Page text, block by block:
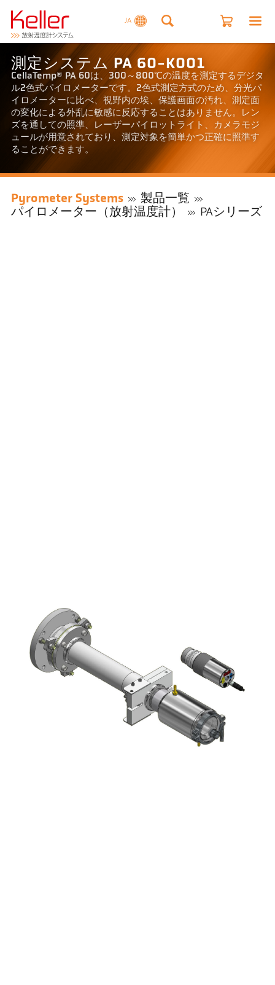
JA
測定システム PA 60-K001
CellaTemp® PA 60は、300～800℃の温度を測定するデジタ
ル2色式パイロメーターです。2色式測定方式のため、分光パ
イロメーターに比べ、視野内の埃、保護画面の汚れ、測定面
の変化による外乱に敏感に反応することはありません。レン
ズを通しての照準、レーザーパイロットライト、カメラモジ
ュールが用意されており、測定対象を簡単かつ正確に照準す
ることができます。
Pyrometer Systems
製品一覧
パイロメーター（放射温度計）
PAシリーズ